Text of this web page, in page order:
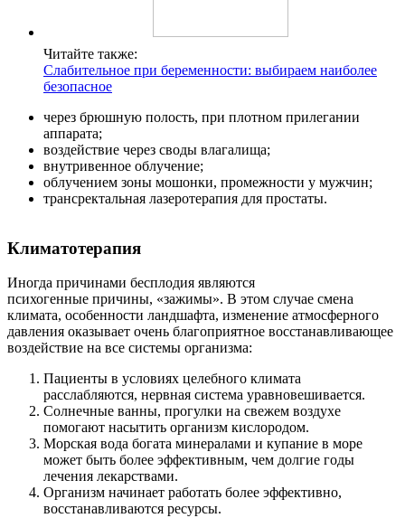
Читайте также:
Слабительное при беременности: выбираем наиболее
безопасное
через брюшную полость, при плотном прилегании
аппарата;
воздействие через своды влагалища;
внутривенное облучение;
облучением зоны мошонки, промежности у мужчин;
трансректальная лазеротерапия для простаты.
Климатотерапия
Иногда причинами бесплодия являются
психогенные причины, «зажимы». В этом случае смена
климата, особенности ландшафта, изменение атмосферного
давления оказывает очень благоприятное восстанавливающее
воздействие на все системы организма:
Пациенты в условиях целебного климата
расслабляются, нервная система уравновешивается.
Солнечные ванны, прогулки на свежем воздухе
помогают насытить организм кислородом.
Морская вода богата минералами и купание в море
может быть более эффективным, чем долгие годы
лечения лекарствами.
Организм начинает работать более эффективно,
восстанавливаются ресурсы.